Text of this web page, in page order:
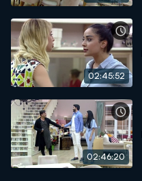
02:45:52
02:46:20